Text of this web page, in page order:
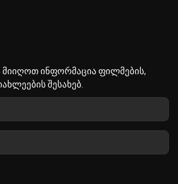
ინფორმაცია ფილმების,
შესახებ.